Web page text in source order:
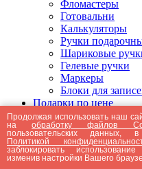
Фломастеры
Готовальни
Калькуляторы
Ручки
Шариковые
Гелевые ручки
Маркеры
Блоки для
Подарки по цене
Подарки от 5000
Подарки до 5000
Подарки до 3000
Подарки до 2000
Подарки до 1000
Продолжая использовать наш
наобработку файлов
пользовательских данных,
Политикой
заблокировать
изменив настройки Вашего